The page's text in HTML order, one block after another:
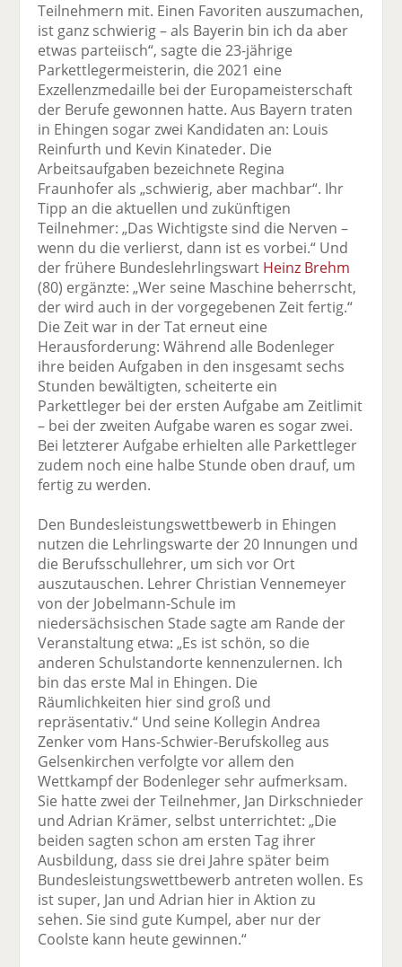
Teilnehmern mit. Einen Favoriten auszumachen,
ist ganz schwierig – als Bayerin bin ich da aber
etwas parteiisch“, sagte die 23-jährige
Parkettlegermeisterin, die 2021 eine
Exzellenzmedaille bei der Europameisterschaft
der Berufe gewonnen hatte. Aus Bayern traten
in Ehingen sogar zwei Kandidaten an: Louis
Reinfurth und Kevin Kinateder. Die
Arbeitsaufgaben bezeichnete Regina
Fraunhofer als „schwierig, aber machbar“. Ihr
Tipp an die aktuellen und zukünftigen
Teilnehmer: „Das Wichtigste sind die Nerven –
wenn du die verlierst, dann ist es vorbei.“ Und
der frühere Bundeslehrlingswart Heinz Brehm
(80) ergänzte: „Wer seine Maschine beherrscht,
der wird auch in der vorgegebenen Zeit fertig.“
Die Zeit war in der Tat erneut eine
Herausforderung: Während alle Bodenleger
ihre beiden Aufgaben in den insgesamt sechs
Stunden bewältigten, scheiterte ein
Parkettleger bei der ersten Aufgabe am Zeitlimit
– bei der zweiten Aufgabe waren es sogar zwei.
Bei letzterer Aufgabe erhielten alle Parkettleger
zudem noch eine halbe Stunde oben drauf, um
fertig zu werden.
Den Bundesleistungswettbewerb in Ehingen
nutzen die Lehrlingswarte der 20 Innungen und
die Berufsschullehrer, um sich vor Ort
auszutauschen. Lehrer Christian Vennemeyer
von der Jobelmann-Schule im
niedersächsischen Stade sagte am Rande der
Veranstaltung etwa: „Es ist schön, so die
anderen Schulstandorte kennenzulernen. Ich
bin das erste Mal in Ehingen. Die
Räumlichkeiten hier sind groß und
repräsentativ.“ Und seine Kollegin Andrea
Zenker vom Hans-Schwier-Berufskolleg aus
Gelsenkirchen verfolgte vor allem den
Wettkampf der Bodenleger sehr aufmerksam.
Sie hatte zwei der Teilnehmer, Jan Dirkschnieder
und Adrian Krämer, selbst unterrichtet: „Die
beiden sagten schon am ersten Tag ihrer
Ausbildung, dass sie drei Jahre später beim
Bundesleistungswettbewerb antreten wollen. Es
ist super, Jan und Adrian hier in Aktion zu
sehen. Sie sind gute Kumpel, aber nur der
Coolste kann heute gewinnen.“